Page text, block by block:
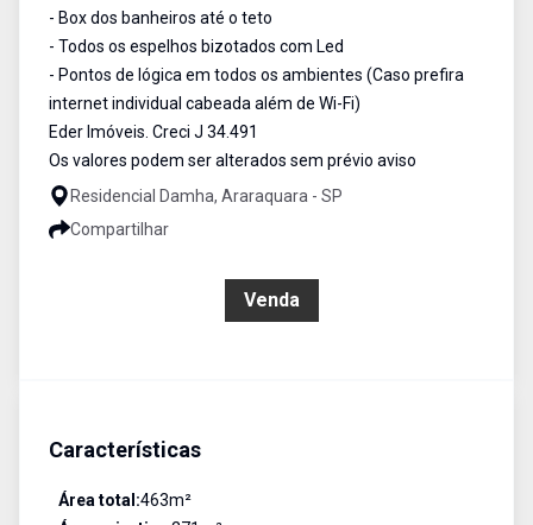
- Box dos banheiros até o teto
- Todos os espelhos bizotados com Led
- Pontos de lógica em todos os ambientes (Caso prefira
internet individual cabeada além de Wi-Fi)
Eder Imóveis. Creci J 34.491
Os valores podem ser alterados sem prévio aviso
Residencial Damha, Araraquara - SP
Compartilhar
Venda
Características
Área total:463m²